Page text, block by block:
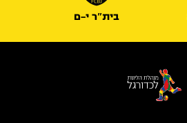
בית"ר י-ם